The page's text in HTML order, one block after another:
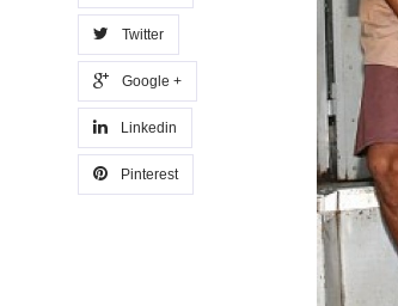
Twitter
Google +
Linkedin
Pinterest